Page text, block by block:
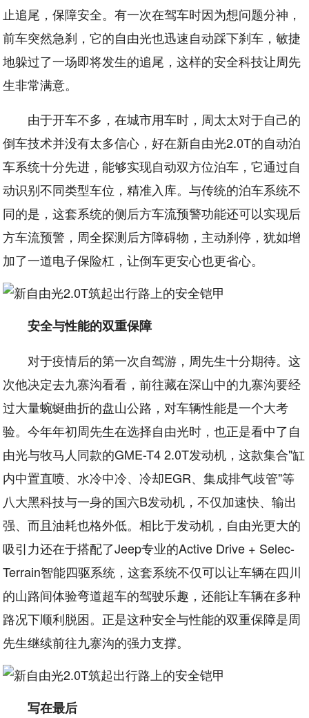
止追尾，保障安全。有一次在驾车时因为想问题分神，
前车突然急刹，它的自由光也迅速自动踩下刹车，敏捷
地躲过了一场即将发生的追尾，这样的安全科技让周先
生非常满意。
由于开车不多，在城市用车时，周太太对于自己的
倒车技术并没有太多信心，好在新自由光2.0T的自动泊
车系统十分先进，能够实现自动双方位泊车，它通过自
动识别不同类型车位，精准入库。与传统的泊车系统不
同的是，这套系统的侧后方车流预警功能还可以实现后
方车流预警，周全探测后方障碍物，主动刹停，犹如增
加了一道电子保险杠，让倒车更安心也更省心。
安全与性能的双重保障
对于疫情后的第一次自驾游，周先生十分期待。这
次他决定去九寨沟看看，前往藏在深山中的九寨沟要经
过大量蜿蜒曲折的盘山公路，对车辆性能是一个大考
验。今年年初周先生在选择自由光时，也正是看中了自
由光与牧马人同款的GME-T4 2.0T发动机，这款集合"缸
内中置直喷、水冷中冷、冷却EGR、集成排气歧管"等
八大黑科技与一身的国六B发动机，不仅加速快、输出
强、而且油耗也格外低。相比于发动机，自由光更大的
吸引力还在于搭配了Jeep专业的Active Drive + Selec-
Terrain智能四驱系统，这套系统不仅可以让车辆在四川
的山路间体验弯道超车的驾驶乐趣，还能让车辆在多种
路况下顺利脱困。正是这种安全与性能的双重保障是周
先生继续前往九寨沟的强力支撑。
写在最后